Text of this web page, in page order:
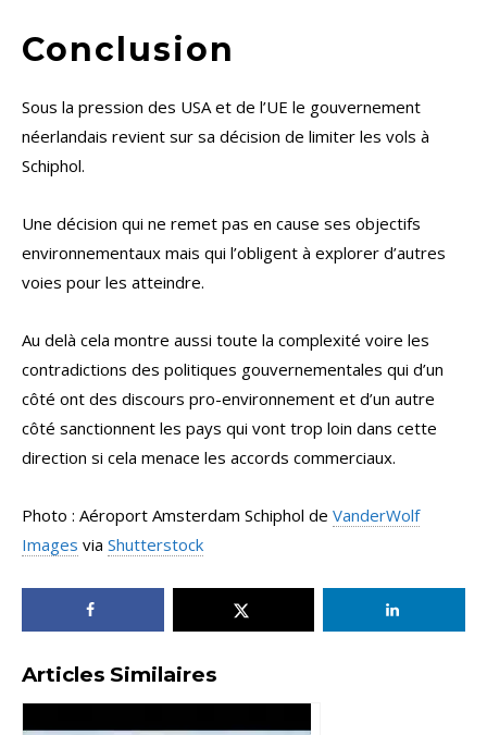
Conclusion
Sous la pression des USA et de l’UE le gouvernement
néerlandais revient sur sa décision de limiter les vols à
Schiphol.
Une décision qui ne remet pas en cause ses objectifs
environnementaux mais qui l’obligent à explorer d’autres
voies pour les atteindre.
Au delà cela montre aussi toute la complexité voire les
contradictions des politiques gouvernementales qui d’un
côté ont des discours pro-environnement et d’un autre
côté sanctionnent les pays qui vont trop loin dans cette
direction si cela menace les accords commerciaux.
Photo : Aéroport Amsterdam Schiphol de VanderWolf
Images via Shutterstock
Articles Similaires